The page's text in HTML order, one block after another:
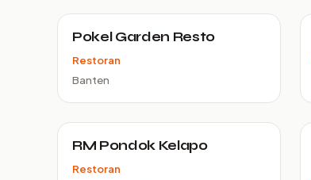
Pokel Garden Resto
Restoran
Banten
RM Pondok Kelapo
Restoran